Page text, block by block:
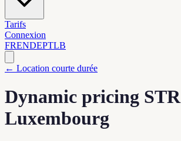
Tarifs
Connexion
FRENDEPTLB
← Location courte durée
Dynamic pricing STR
Luxembourg